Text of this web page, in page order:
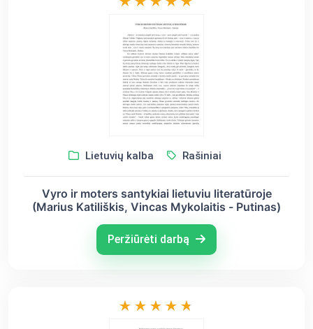
Lietuvių kalba Rašiniai
Vyro ir moters santykiai lietuviu literatūroje
(Marius Katiliškis, Vincas Mykolaitis - Putinas)
Peržiūrėti darbą